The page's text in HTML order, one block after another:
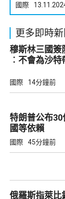
國際
更多即時新
穆斯林三國
︰不會為沙
國際 14分鐘前
特朗普公布
國等依賴
國際 45分鐘前
俄羅斯指萊比